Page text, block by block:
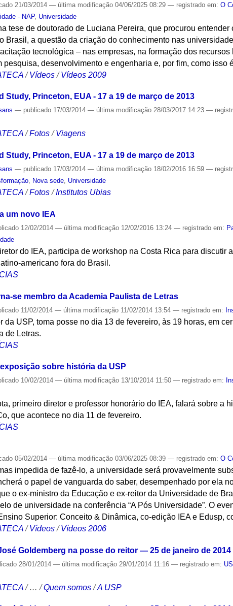
21/03/2014— última modificação 04/06/2025 08:29— registrado em:O
- NAP, Universidade
tese de doutorado de Luciana Pereira, que procurou entender
Brasil, a questão da criação do conhecimento nas
tecnológica – nas empresas, na formação dos
pesquisa, desenvolvimento e engenharia e, por fim, como isso
/Vídeos /Vídeos 2009
Study, Princeton, EUA - 17 a 19 de março de 2013
— publicado 17/03/2014— última modificação 28/03/2017 14:23—
/Fotos /Viagens
Study, Princeton, EUA - 17 a 19 de março de 2013
— publicado 17/03/2014— última modificação 18/02/2016 16:59—
, Nova sede, Universidade
/Fotos /Institutos Ubias
um novo IEA
12/02/2014— última modificação 12/02/2016 13:24— registrado em:
do IEA, participa de workshop na Costa Rica para discutir
americano fora do Brasil.
se membro da Academia Paulista de Letras
11/02/2014— última modificação 11/02/2014 13:54— registrado em:
da USP, toma posse no dia 13 de fevereiro, às 19 horas, em
de Letras.
sobre história da USP
10/02/2014— última modificação 13/10/2014 11:50— registrado em:
primeiro diretor e professor honorário do IEA, falará sobre a
que acontece no dia 11 de fevereiro.
05/02/2014— última modificação 03/06/2025 08:39— registrado em:O
impedida de fazê-lo, a universidade será provavelmente
o papel de vanguarda do saber, desempenhado por ela
o ex-ministro da Educação e ex-reitor da Universidade de
de universidade na conferência “A Pós Universidade”. O
Superior: Conceito & Dinâmica, co-edição IEA e Edusp,
/Vídeos /Vídeos 2006
Goldemberg na posse do reitor — 25 de janeiro de 2014
28/01/2014— última modificação 29/01/2014 11:16— registrado em:
/…/Quem somos /A USP